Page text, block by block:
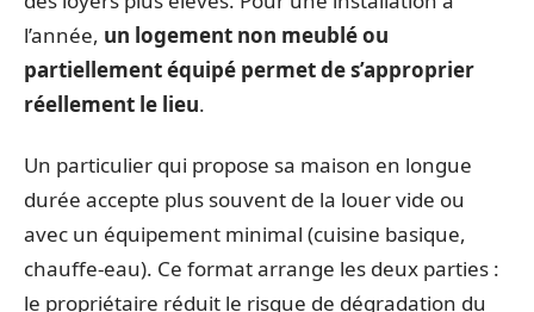
l’année, un logement non meublé ou
partiellement équipé permet de s’approprier
réellement le lieu.
Un particulier qui propose sa maison en longue
durée accepte plus souvent de la louer vide ou
avec un équipement minimal (cuisine basique,
chauffe-eau). Ce format arrange les deux parties :
le propriétaire réduit le risque de dégradation du